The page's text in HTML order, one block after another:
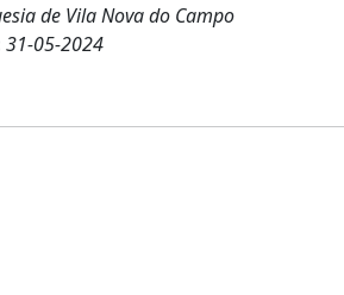
de Vila Nova do Campo
31-05-2024